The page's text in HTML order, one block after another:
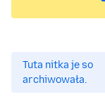
Tuta nitka je so
archiwowała.